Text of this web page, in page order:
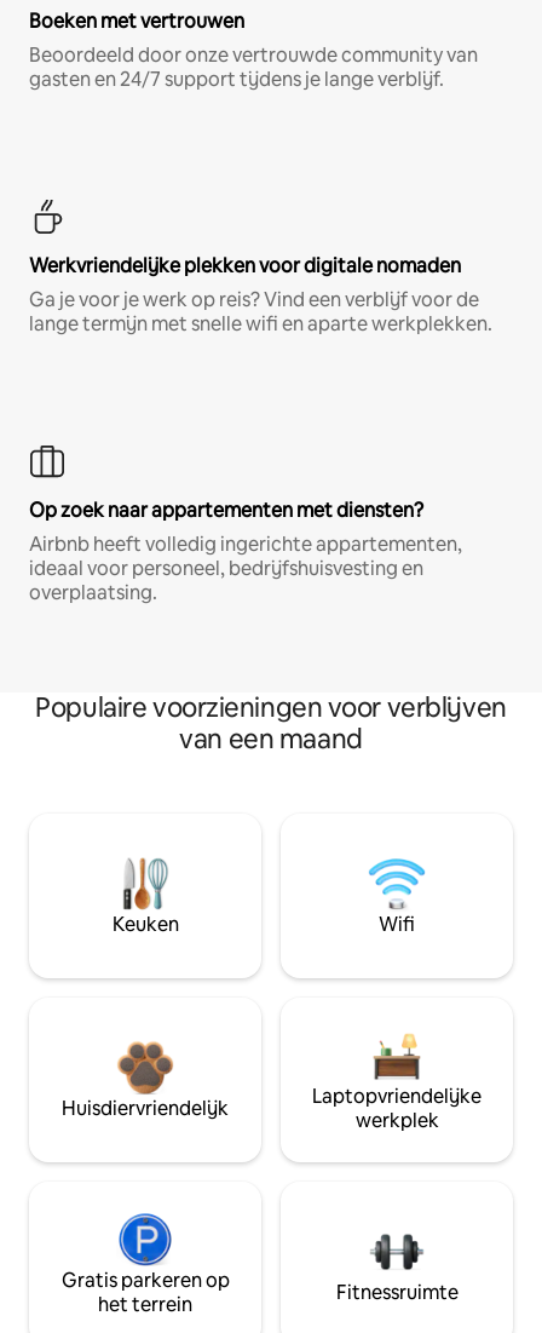
Boeken met vertrouwen
Beoordeeld door onze vertrouwde community van
gasten en 24/7 support tijdens je lange verblijf.
Werkvriendelijke plekken voor digitale nomaden
Ga je voor je werk op reis? Vind een verblijf voor de
lange termijn met snelle wifi en aparte werkplekken.
Op zoek naar appartementen met diensten?
Airbnb heeft volledig ingerichte appartementen,
ideaal voor personeel, bedrijfshuisvesting en
overplaatsing.
Populaire voorzieningen voor verblijven
van een maand
Keuken Wifi
Huisdiervriendelijk
Laptopvriendelijke
werkplek
Gratis parkeren op
het terrein
Fitnessruimte